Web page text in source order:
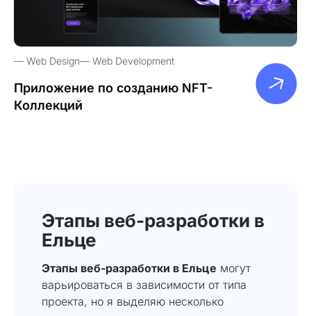
Web Design Web Development
Приложение по созданию NFT-
Коллекций
Этапы веб-разработки в
Ельце
Этапы веб-разработки в Ельце могут
варьироваться в зависимости от типа
проекта, но я выделяю несколько